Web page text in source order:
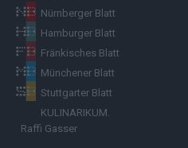
Nürnberger Blatt
Hamburger Blatt
Fränkisches Blatt
Münchener Blatt
Stuttgarter Blatt
KULINARIKUM.
Raffi Gasser